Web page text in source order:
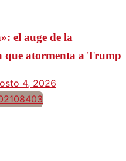
el auge de la
que atormenta a Trump
4, 2026